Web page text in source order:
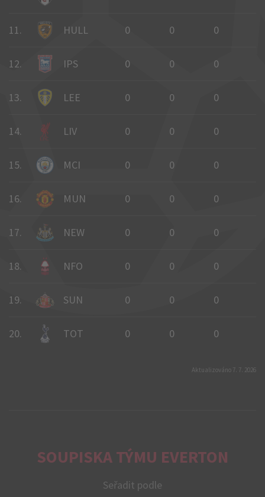
11. HULL 0 0 0
12. IPS 0 0 0
13. LEE 0 0 0
14. LIV 0 0 0
15. MCI 0 0 0
16. MUN 0 0 0
17. NEW 0 0 0
18. NFO 0 0 0
19. SUN 0 0 0
20. TOT 0 0 0
Aktualizováno 7. 7. 2026
SOUPISKA TÝMU EVERTON
Seřadit podle